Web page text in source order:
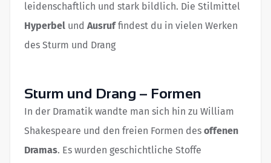
leidenschaftlich und stark bildlich. Die Stilmittel
Hyperbel und Ausruffindest du in vielen Werken
des Sturm und Drang
Sturm und Drang – Formen
In der Dramatik wandte man sich hin zu William
Shakespeare und den freien Formen des offenen
Dramas. Es wurden geschichtliche Stoffe